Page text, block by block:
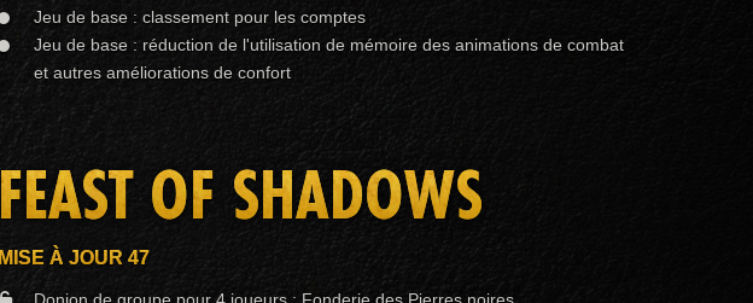
Jeu de base : classement pour les comptes
Jeu de base : réduction de l'utilisation de mémoire des animations de combat
et autres améliorations de confort
FEAST OF SHADOWS
MISE À JOUR 47
Donjon de groupe pour 4 joueurs : Fonderie des Pierres noires